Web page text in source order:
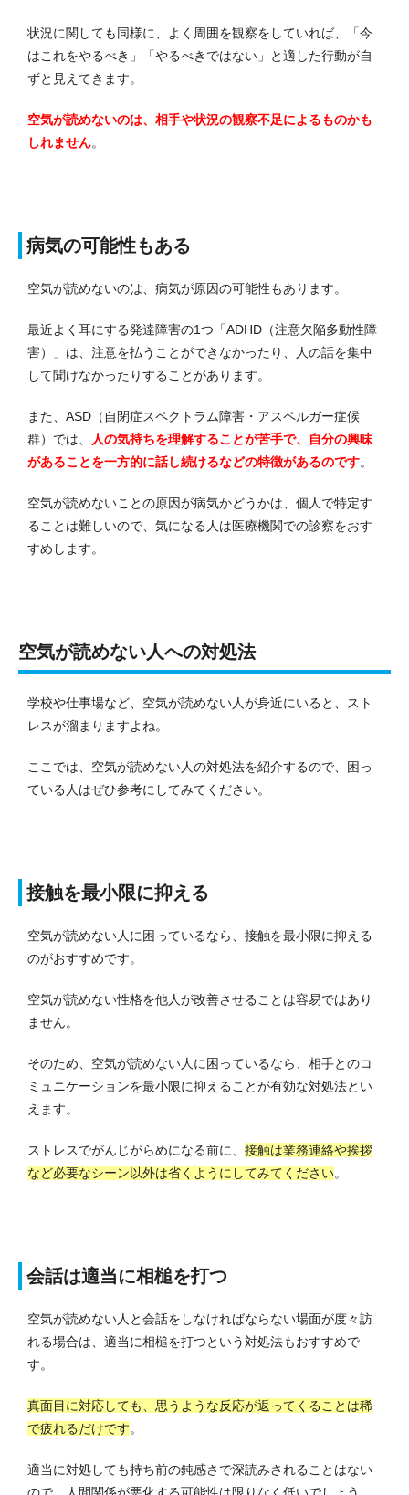
状況に関しても同様に、よく周囲を観察をしていれば、「今
はこれをやるべき」「やるべきではない」と適した行動が自
ずと見えてきます。
空気が読めないのは、相手や状況の観察不足によるものかも
しれません。
病気の可能性もある
空気が読めないのは、病気が原因の可能性もあります。
最近よく耳にする発達障害の1つ「ADHD（注意欠陥多動性障
害）」は、注意を払うことができなかったり、人の話を集中
して聞けなかったりすることがあります。
また、ASD（自閉症スペクトラム障害・アスペルガー症候
群）では、
人の気持ちを理解することが苦手で、自分の興味
があることを一方的に話し続けるなどの特徴があるのです。
空気が読めないことの原因が病気かどうかは、個人で特定す
ることは難しいので、気になる人は医療機関での診察をおす
すめします。
空気が読めない人への対処法
学校や仕事場など、空気が読めない人が身近にいると、スト
レスが溜まりますよね。
ここでは、空気が読めない人の対処法を紹介するので、困っ
ている人はぜひ参考にしてみてください。
接触を最小限に抑える
空気が読めない人に困っているなら、接触を最小限に抑える
のがおすすめです。
空気が読めない性格を他人が改善させることは容易ではあり
ません。
そのため、空気が読めない人に困っているなら、相手とのコ
ミュニケーションを最小限に抑えることが有効な対処法とい
えます。
ストレスでがんじがらめになる前に、 接触は業務連絡や挨拶
など必要なシーン以外は省くようにしてみてください。
会話は適当に相槌を打つ
空気が読めない人と会話をしなければならない場面が度々訪
れる場合は、適当に相槌を打つという対処法もおすすめで
す。
真面目に対応しても、思うような反応が返ってくることは稀
で疲れるだけです。
適当に対処しても持ち前の鈍感さで深読みされることはない
ので、人間関係が悪化する可能性は限りなく低いでしょう。